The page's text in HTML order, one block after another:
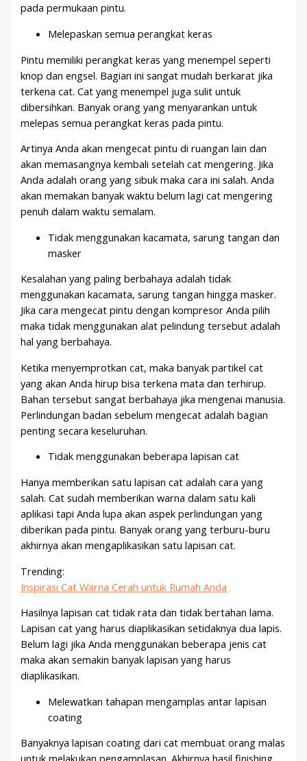
pada permukaan pintu.
Melepaskan semua perangkat keras
Pintu memiliki perangkat keras yang menempel seperti
knop dan engsel. Bagian ini sangat mudah berkarat jika
terkena cat. Cat yang menempel juga sulit untuk
dibersihkan. Banyak orang yang menyarankan untuk
melepas semua perangkat keras pada pintu.
Artinya Anda akan mengecat pintu di ruangan lain dan
akan memasangnya kembali setelah cat mengering. Jika
Anda adalah orang yang sibuk maka cara ini salah. Anda
akan memakan banyak waktu belum lagi cat mengering
penuh dalam waktu semalam.
Tidak menggunakan kacamata, sarung tangan dan
masker
Kesalahan yang paling berbahaya adalah tidak
menggunakan kacamata, sarung tangan hingga masker.
Jika cara mengecat pintu dengan kompresor Anda pilih
maka tidak menggunakan alat pelindung tersebut adalah
hal yang berbahaya.
Ketika menyemprotkan cat, maka banyak partikel cat
yang akan Anda hirup bisa terkena mata dan terhirup.
Bahan tersebut sangat berbahaya jika mengenai manusia.
Perlindungan badan sebelum mengecat adalah bagian
penting secara keseluruhan.
Tidak menggunakan beberapa lapisan cat
Hanya memberikan satu lapisan cat adalah cara yang
salah. Cat sudah memberikan warna dalam satu kali
aplikasi tapi Anda lupa akan aspek perlindungan yang
diberikan pada pintu. Banyak orang yang terburu-buru
akhirnya akan mengaplikasikan satu lapisan cat.
Trending:
Inspirasi Cat Warna Cerah untuk Rumah Anda
Hasilnya lapisan cat tidak rata dan tidak bertahan lama.
Lapisan cat yang harus diaplikasikan setidaknya dua lapis.
Belum lagi jika Anda menggunakan beberapa jenis cat
maka akan semakin banyak lapisan yang harus
diaplikasikan.
Melewatkan tahapan mengamplas antar lapisan
coating
Banyaknya lapisan coating dari cat membuat orang malas